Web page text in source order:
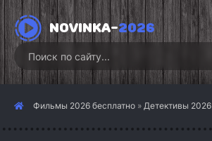
NOVINKA-2026
Фильмы 2026 бесплатно » Детективы 2026